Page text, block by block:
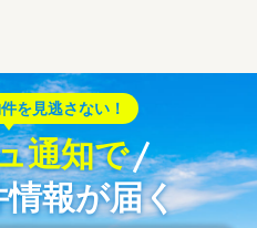
を見逃さない！
通知で
報が届く